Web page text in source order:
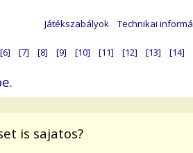
Játékszabályok Technikai
[6] [7] [8] [9] [10] [11] [12] [13] [14]
is sajatos?